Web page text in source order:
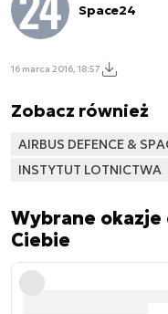
Space24
16 marca 2016, 18:57
Zobacz również
AIRBUS DEFENCE &
INSTYTUT LOTNICTWA
Wybrane okazje
Ciebie